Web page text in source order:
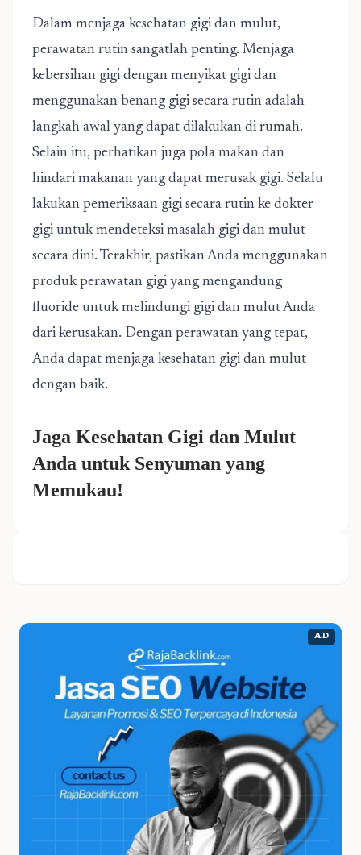
Dalam menjaga kesehatan gigi dan mulut,
perawatan rutin sangatlah penting. Menjaga
kebersihan gigi dengan menyikat gigi dan
menggunakan benang gigi secara rutin adalah
langkah awal yang dapat dilakukan di rumah.
Selain itu, perhatikan juga pola makan dan
hindari makanan yang dapat merusak gigi. Selalu
lakukan pemeriksaan gigi secara rutin ke dokter
gigi untuk mendeteksi masalah gigi dan mulut
secara dini. Terakhir, pastikan Anda menggunakan
produk perawatan gigi yang mengandung
fluoride untuk melindungi gigi dan mulut Anda
dari kerusakan. Dengan perawatan yang tepat,
Anda dapat menjaga kesehatan gigi dan mulut
dengan baik.
Jaga Kesehatan Gigi dan Mulut
Anda untuk Senyuman yang
Memukau!
AD